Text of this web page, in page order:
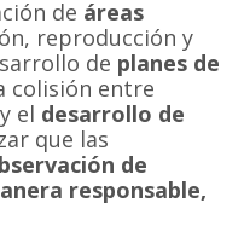
de áreas
reproducción y
de planes de
colisión entre
el desarrollo de
que las
de
responsable,